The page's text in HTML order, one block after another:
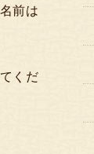
前は
くだ